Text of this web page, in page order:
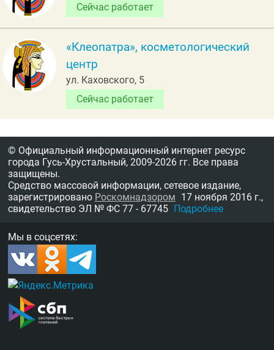
Сейчас работает
«Клеопатра», косметологический
центр
ул. Каховского, 5
Сейчас работает
© Официальный информационный интернет ресурс
города Гусь-Хрустальный, 2009-2026 гг. Все права
защищены.
Средство массовой информации, сетевое издание,
зарегистрировано Роскомнадзором 17 ноября 2016 г.,
свидетельство ЭЛ № ФС 77 - 67745 Подробнее
Мы в соцсетях: